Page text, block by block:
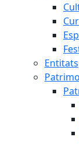
Entitats